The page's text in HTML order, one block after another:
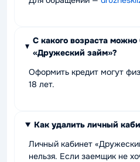
С какого возраста
«Дружеский займ»?
Оформить кредит могут
18 лет.
Как удалить личный
Личный кабинет
нельзя. Если заемщик не